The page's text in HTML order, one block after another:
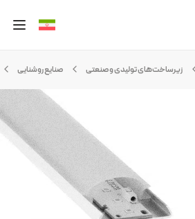
زیرساخت‌های تولیدی و صنعتی صنایع روشنایی